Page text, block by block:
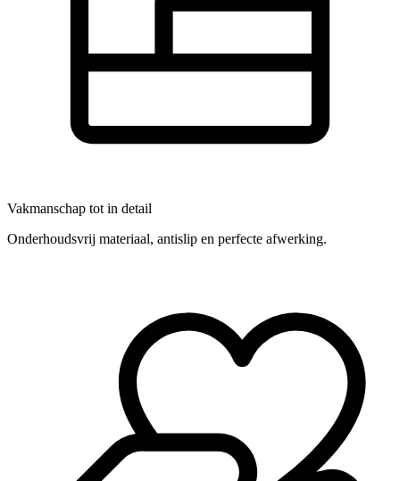
Vakmanschap tot in detail
Onderhoudsvrij materiaal, antislip en perfecte afwerking.